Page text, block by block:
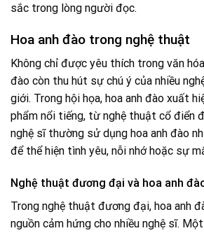
sắc trong lòng người đọc.
Hoa anh đào trong nghệ thuật
Không chỉ được yêu thích trong văn
đào còn thu hút sự chú ý của nhiều
giới. Trong hội họa, hoa anh đào xuất
phẩm nổi tiếng, từ nghệ thuật cổ điển
nghệ sĩ thường sử dụng hoa anh đào
để thể hiện tình yêu, nỗi nhớ hoặc sự
Nghệ thuật đương đại và hoa anh
Trong nghệ thuật đương đại, hoa anh
nguồn cảm hứng cho nhiều nghệ sĩ.